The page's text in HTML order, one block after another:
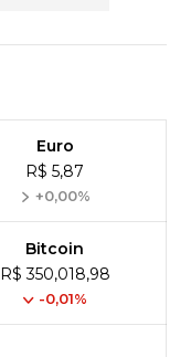
Euro
R$ 5,87
+0,00%
Bitcoin
R$ 350,018,98
-0,01%